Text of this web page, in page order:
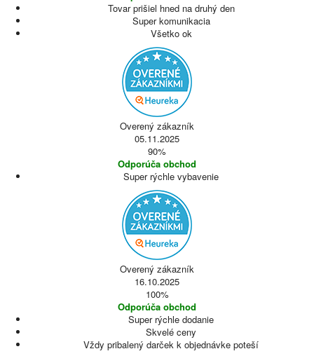
Tovar prišiel hned na druhý den
Super komunikacia
Všetko ok
Overený zákazník
05.11.2025
90%
Odporúča obchod
Super rýchle vybavenie
Overený zákazník
16.10.2025
100%
Odporúča obchod
Super rýchle dodanie
Skvelé ceny
Vždy pribalený darček k objednávke poteší